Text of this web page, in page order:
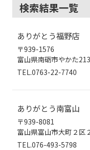
検索結果一覧
ありがとう福野店
〒939-1576
富山県南砺市やかた
TEL.0763-22-7740
ありがとう南富山
〒939-8081
富山県富山市大町２区
TEL.076-493-5798